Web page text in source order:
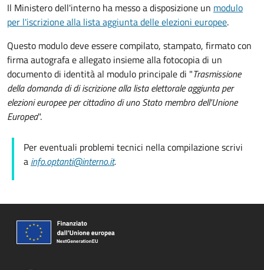
Il Ministero dell'interno ha messo a disposizione un modulo
per l'iscrizione alla lista aggiunta delle elezioni europee.
Questo modulo deve essere compilato, stampato, firmato con
firma autografa e allegato insieme alla fotocopia di un
documento di identità al modulo principale di "Trasmissione
della domanda didi iscrizione alla lista elettorale aggiunta per
elezioni europee per cittadino di uno Stato membro dell'Unione
Europea".
Per eventuali problemi tecnici nella compilazione scrivi
a info.optanti@interno.it.